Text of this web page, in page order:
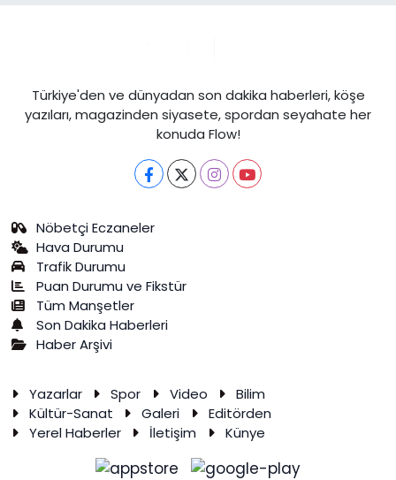
Türkiye'den ve dünyadan son dakika haberleri, köşe
yazıları, magazinden siyasete, spordan seyahate her
konuda Flow!
Nöbetçi Eczaneler
Hava Durumu
Trafik Durumu
Puan Durumu ve Fikstür
Tüm Manşetler
Son Dakika Haberleri
Haber Arşivi
Yazarlar Spor Video
Bilim
Kültür-Sanat
Galeri
Editörden
Yerel Haberler
İletişim Künye